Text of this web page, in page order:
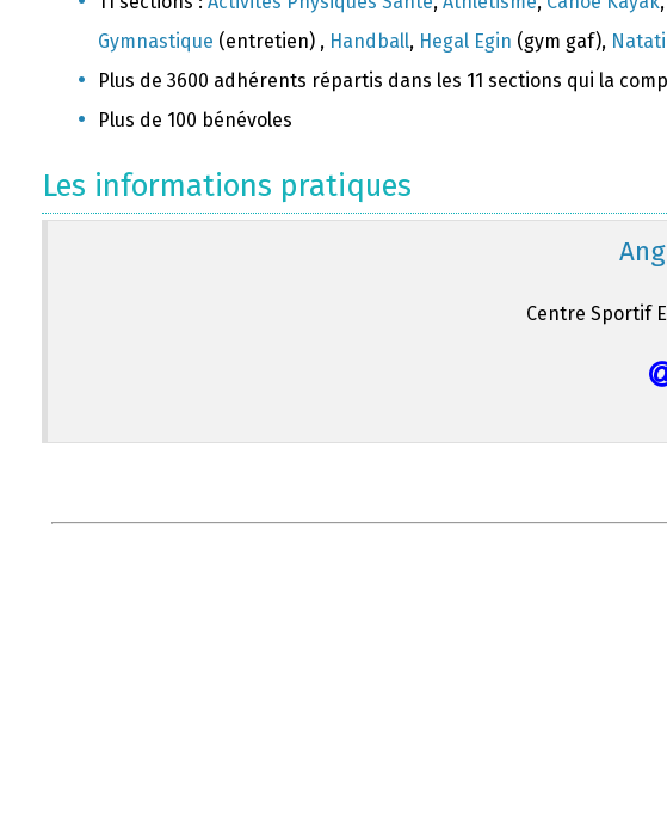
Gymnastique (entretien) , Handball, Hegal Egin (gym gaf),
Plus de 3600 adhérents répartis dans les 11 sections qui la
Plus de 100 bénévoles
Les informations pratiques
Centre Sportif